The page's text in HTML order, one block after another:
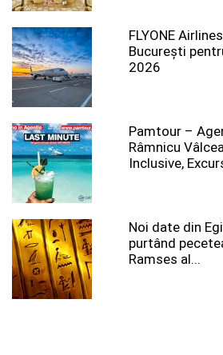
FLYONE
București
2026
Pamtour –
Râmnicu
Inclusive,
Noi date din
purtând
Ramses al...